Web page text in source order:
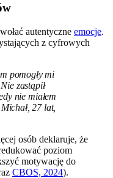
autentyczne emocje.
z cyfrowych
pomogły mi
zastąpił
nie miałem
27 lat,
osób deklaruje, że
poziom
motywację do
CBOS, 2024).